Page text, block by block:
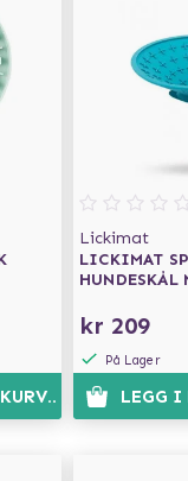
Lickimat
LICKIMAT
HUNDESKÅL
kr 209
På Lager
LEGG I